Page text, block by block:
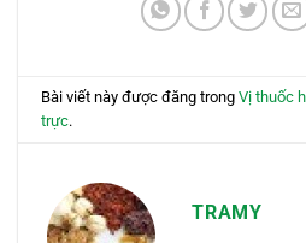
Bài viết này được đăng trongVị thuốc
trực.
TRAMY